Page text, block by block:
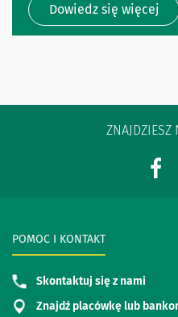
Dowiedz się więcej
ZNAJDZIESZ
POMOC I KONTAKT
Skontaktuj się z nami
Znajdź placówkę lub